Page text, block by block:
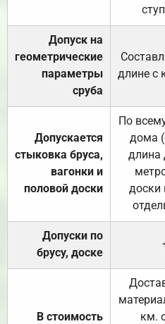
Допуск на
геометрические
параметры
сруба
длине с
Допускается
стыковка бруса,
вагонки и
половой доски
По
дома
длина
доски
Допуски по
брусу, доске
В стоимость
км.